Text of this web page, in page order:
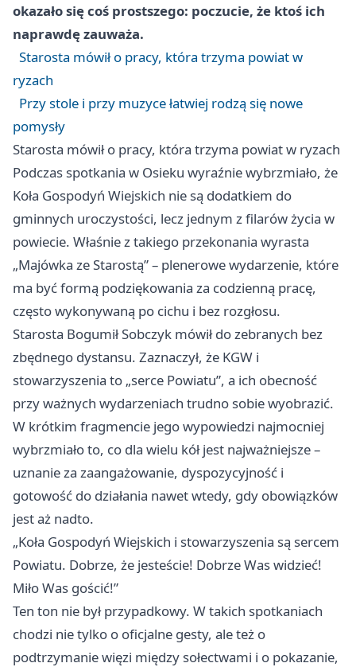
okazało się coś prostszego: poczucie, że ktoś ich
naprawdę zauważa.
Starosta mówił o pracy, która trzyma powiat w
ryzach
Przy stole i przy muzyce łatwiej rodzą się nowe
pomysły
Starosta mówił o pracy, która trzyma powiat w ryzach
Podczas spotkania w Osieku wyraźnie wybrzmiało, że
Koła Gospodyń Wiejskich nie są dodatkiem do
gminnych uroczystości, lecz jednym z filarów życia w
powiecie. Właśnie z takiego przekonania wyrasta
„Majówka ze Starostą” – plenerowe wydarzenie, które
ma być formą podziękowania za codzienną pracę,
często wykonywaną po cichu i bez rozgłosu.
Starosta Bogumił Sobczyk mówił do zebranych bez
zbędnego dystansu. Zaznaczył, że KGW i
stowarzyszenia to „serce Powiatu”, a ich obecność
przy ważnych wydarzeniach trudno sobie wyobrazić.
W krótkim fragmencie jego wypowiedzi najmocniej
wybrzmiało to, co dla wielu kół jest najważniejsze –
uznanie za zaangażowanie, dyspozycyjność i
gotowość do działania nawet wtedy, gdy obowiązków
jest aż nadto.
„Koła Gospodyń Wiejskich i stowarzyszenia są sercem
Powiatu. Dobrze, że jesteście! Dobrze Was widzieć!
Miło Was gościć!”
Ten ton nie był przypadkowy. W takich spotkaniach
chodzi nie tylko o oficjalne gesty, ale też o
podtrzymanie więzi między sołectwami i o pokazanie,